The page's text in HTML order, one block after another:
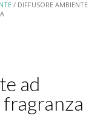
/ DIFFUSORE AMBIENTE
ad